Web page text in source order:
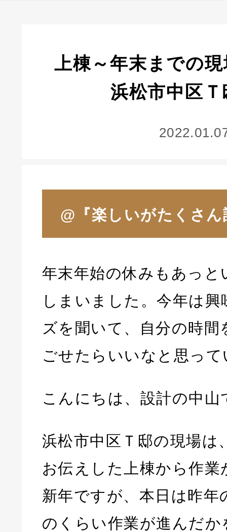
上棟～年末までの
浜松市中区
@『楽しいがたくさ
年末年始の休みもあっと
しまいました。今年は
ズを聞いて、自分の時
ごせたらいいなと思っ
こんにちは、設計の中山
浜松市中区Ｔ邸の現場は
お伝えした上棟から作業
新年ですが、本日は昨年
のくらい作業が進んだ